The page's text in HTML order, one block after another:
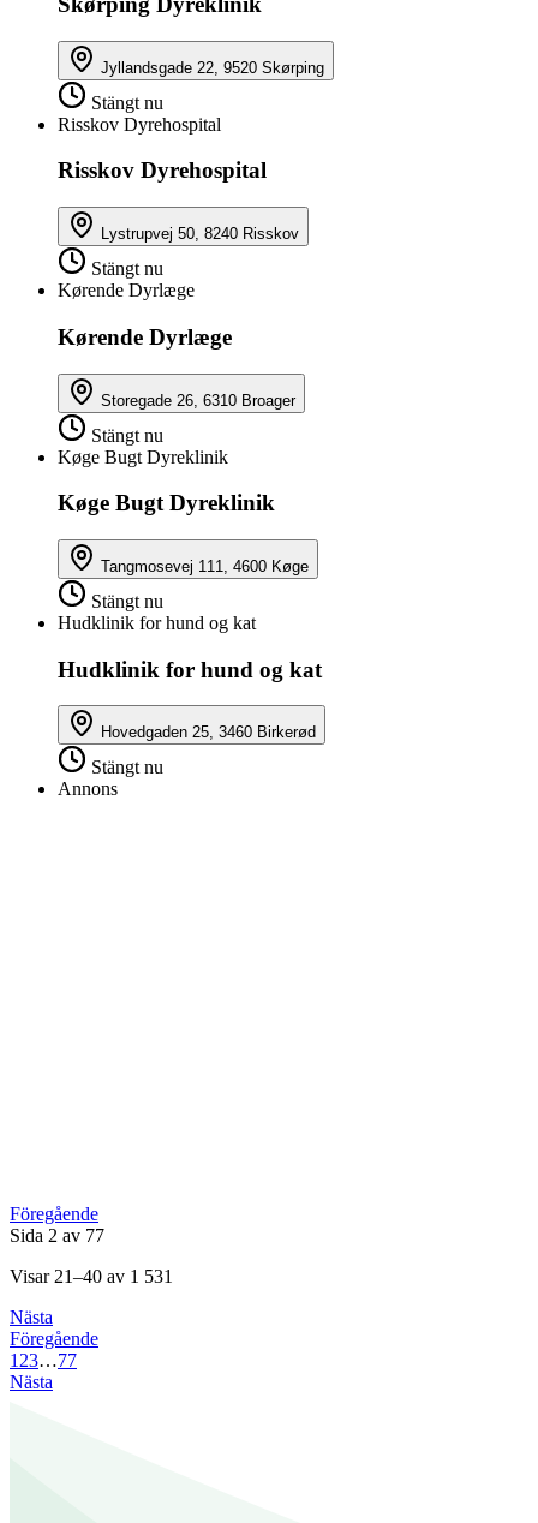
Jyllandsgade 22, 9520 Skørping
Stängt nu
Risskov Dyrehospital
Risskov Dyrehospital
Lystrupvej 50, 8240 Risskov
Stängt nu
Kørende Dyrlæge
Kørende Dyrlæge
Storegade 26, 6310 Broager
Stängt nu
Køge Bugt Dyreklinik
Køge Bugt Dyreklinik
Tangmosevej 111, 4600 Køge
Stängt nu
Hudklinik for hund og kat
Hudklinik for hund og kat
Hovedgaden 25, 3460 Birkerød
Stängt nu
Annons
Föregående
Sida 2 av 77
Visar 21–40 av 1 531
Nästa
Föregående
123…77
Nästa